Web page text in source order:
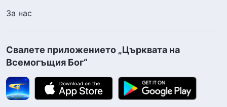
За нас
Свалете приложението „Църквата на
Всемогъщия Бог“